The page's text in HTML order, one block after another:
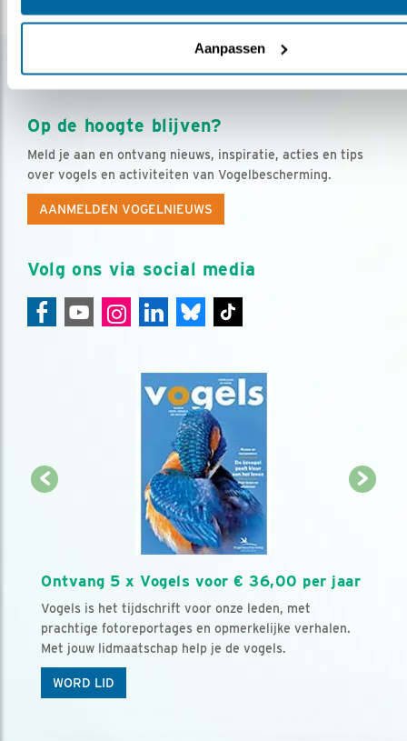
Aanpassen
Op de hoogte blijven?
Meld je aan en ontvang nieuws, inspiratie, acties en tips
over vogels en activiteiten van Vogelbescherming.
AANMELDEN VOGELNIEUWS
Volg ons via social media
Ontvang 5 x Vogels voor € 36,00 per jaar
Vogels is het tijdschrift voor onze leden, met
prachtige fotoreportages en opmerkelijke verhalen.
Met jouw lidmaatschap help je de vogels.
WORD LID